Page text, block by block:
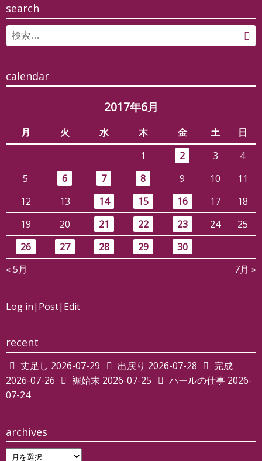
search
Search
for:
calendar
2017年6月
月 火 水 木 金 土
日
1
2 3
4
5
6 7 8 9 10
11
12
13 14 15 16 17
18
19
20 21 22 23 24
25
26
27 28 29
30
« 5月
7月 »
Log in| Post| Edit
recent
丈足し 2026-07-29 出戻り 2026-07-28
完成
2026-07-26
裾始末 2026-07-25 パールの仕事 2026-
07-24
archives
archives